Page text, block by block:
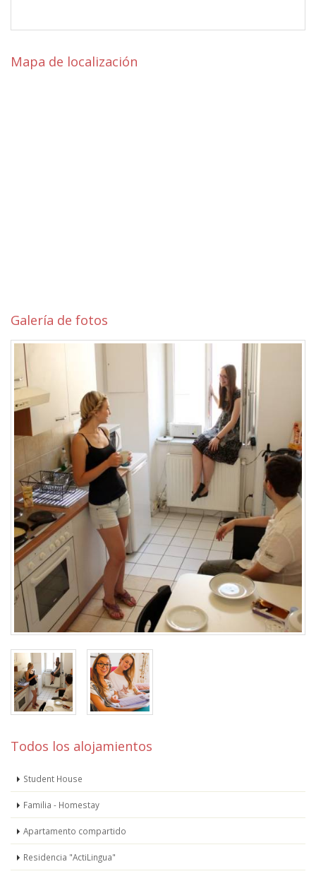
Mapa de localización
Galería de fotos
Todos los alojamientos
Student House
Familia - Homestay
Apartamento compartido
Residencia "ActiLingua"